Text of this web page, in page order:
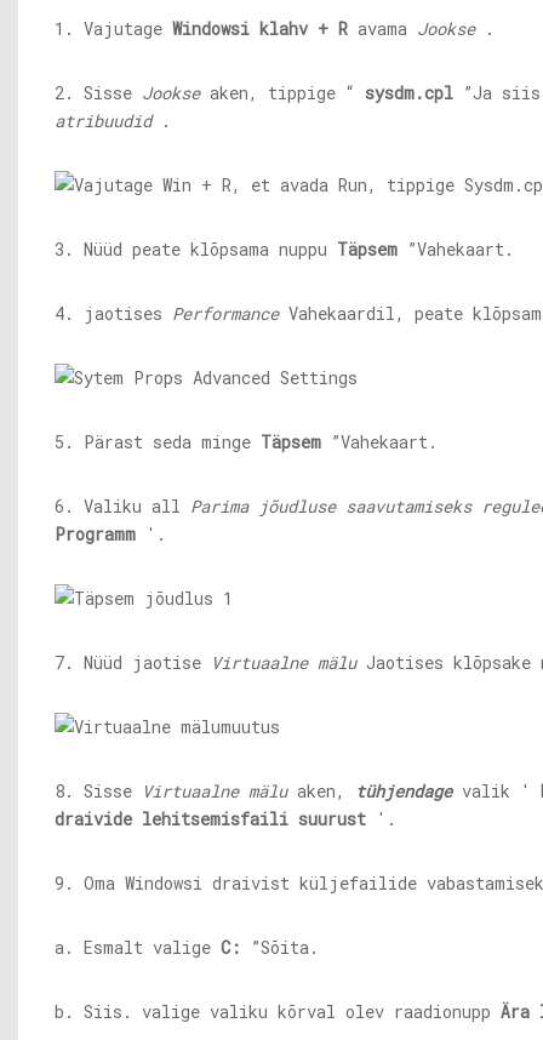
1. Vajutage Windowsi klahv + R avama Jookse.
2. Sisse Jookseaken, tippige “ sysdm.cpl ”Ja
atribuudid.
3. Nüüd peate klõpsama nuppu Täpsem ”Vahekaart.
4. jaotises PerformanceVahekaardil, peate
5. Pärast seda minge Täpsem ”Vahekaart.
6. Valiku all Parima jõudluse saavutamiseks
Programm '.
7. Nüüd jaotise Virtuaalne mäluJaotises klõpsake
8. Sisse Virtuaalne mäluaken, tühjendage valik '
draivide lehitsemisfaili suurust '.
9. Oma Windowsi draivist küljefailide
a. Esmalt valige C: ”Sõita.
b. Siis. valige valiku kõrval olev raadionupp Ära